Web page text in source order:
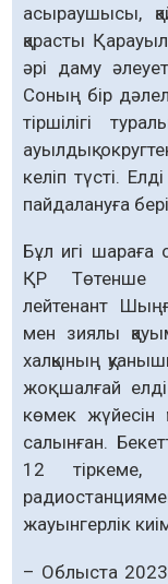
асыраушысы,
қарасты
әрі даму
Соның бір
тіршілігі
ауылдық
келіп түсті.
пайдалануға
Бұл игі шараға
ҚР Төтенше
лейтенант
мен зиялы
халқының
жоқ шалғай
көмек жүйесін
салынған.
12 тіркеме,
жауынгерлік
– Облыста